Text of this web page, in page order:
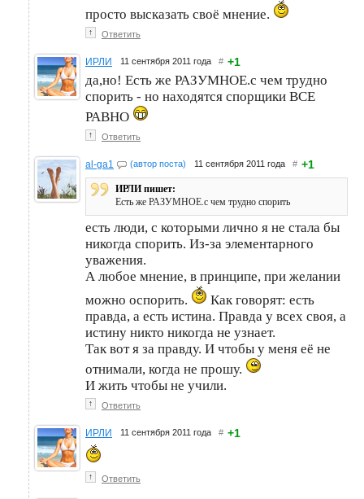
просто высказать своё мнение.
↑ Ответить
ИРЛИ 11 сентября 2011 года # +1
да,но! Есть же РАЗУМНОЕ.с чем трудно
спорить - но находятся спорщики ВСЕ
РАВНО
↑ Ответить
al-ga1 (автор поста) 11 сентября 2011 года # +1
ИРЛИ пишет:
Есть же РАЗУМНОЕ.с чем трудно спорить
есть люди, с которыми лично я не стала бы
никогда спорить. Из-за элементарного
уважения.
А любое мнение, в принципе, при желании
можно оспорить.
Как говорят: есть
правда, а есть истина. Правда у всех своя, а
истину никто никогда не узнает.
Так вот я за правду. И чтобы у меня её не
отнимали, когда не прошу.
И жить чтобы не учили.
↑ Ответить
ИРЛИ 11 сентября 2011 года # +1
↑ Ответить